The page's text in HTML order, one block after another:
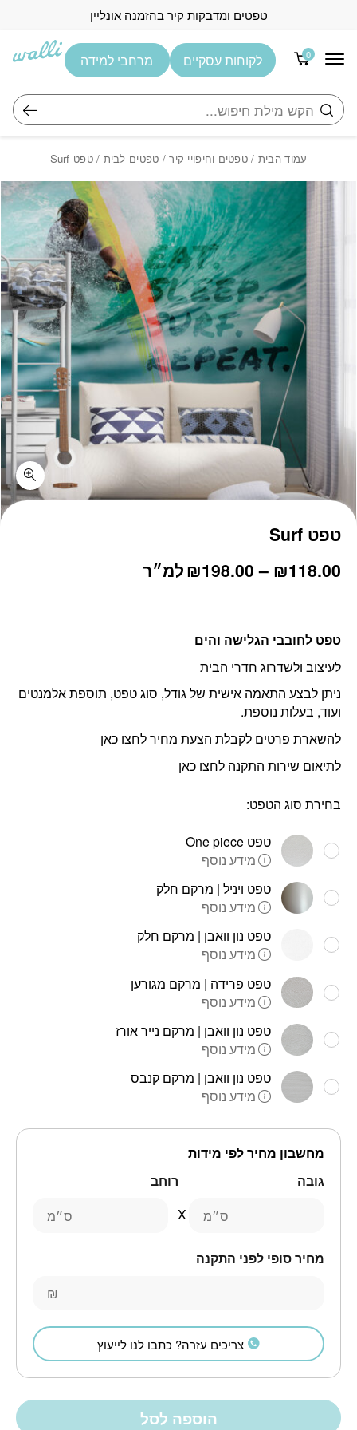
טפטים ומדבקות קיר בהזמנה אונליין
0
חיפוש
לקוחות עסקיים מרחבי למידה
עמוד הבית / טפטים וחיפויי קיר/ טפטים לבית / טפט Surf
טפט Surf
₪118.00
–
₪198.00
טווח
⁦₪118.00⁩
למ״ר
טפט לחובבי הגלישה והים
לעיצוב ולשדרוג חדרי הבית
ניתן לבצע התאמה אישית של גודל, סוג טפט, תוספת אלמנטים
ועוד, בעלות נוספת.
להשארת פרטים לקבלת הצעת מחירלחצו כאן
לתיאום שירות התקנה לחצו כאן
בחירת סוג הטפט:
טפט One piece
מידע נוסף
טפט ויניל | מרקם חלק
מידע נוסף
טפט נון וואבן | מרקם חלק
מידע נוסף
טפט פרידה | מרקם מגורען
מידע נוסף
טפט נון וואבן | מרקם נייר אורז
מידע נוסף
טפט נון וואבן | מרקם קנבס
מידע נוסף
מחשבון מחיר לפי מידות
גובה
ס״מ
רוחב
ס״מ
מחיר סופי לפני התקנה
₪
צריכים עזרה? כתבו לנו לייעוץ
הוספה לסל